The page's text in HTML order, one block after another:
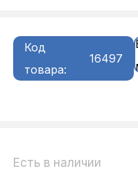
Код
товара:
16497
Есть в наличии